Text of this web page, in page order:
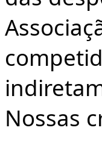
Nossas